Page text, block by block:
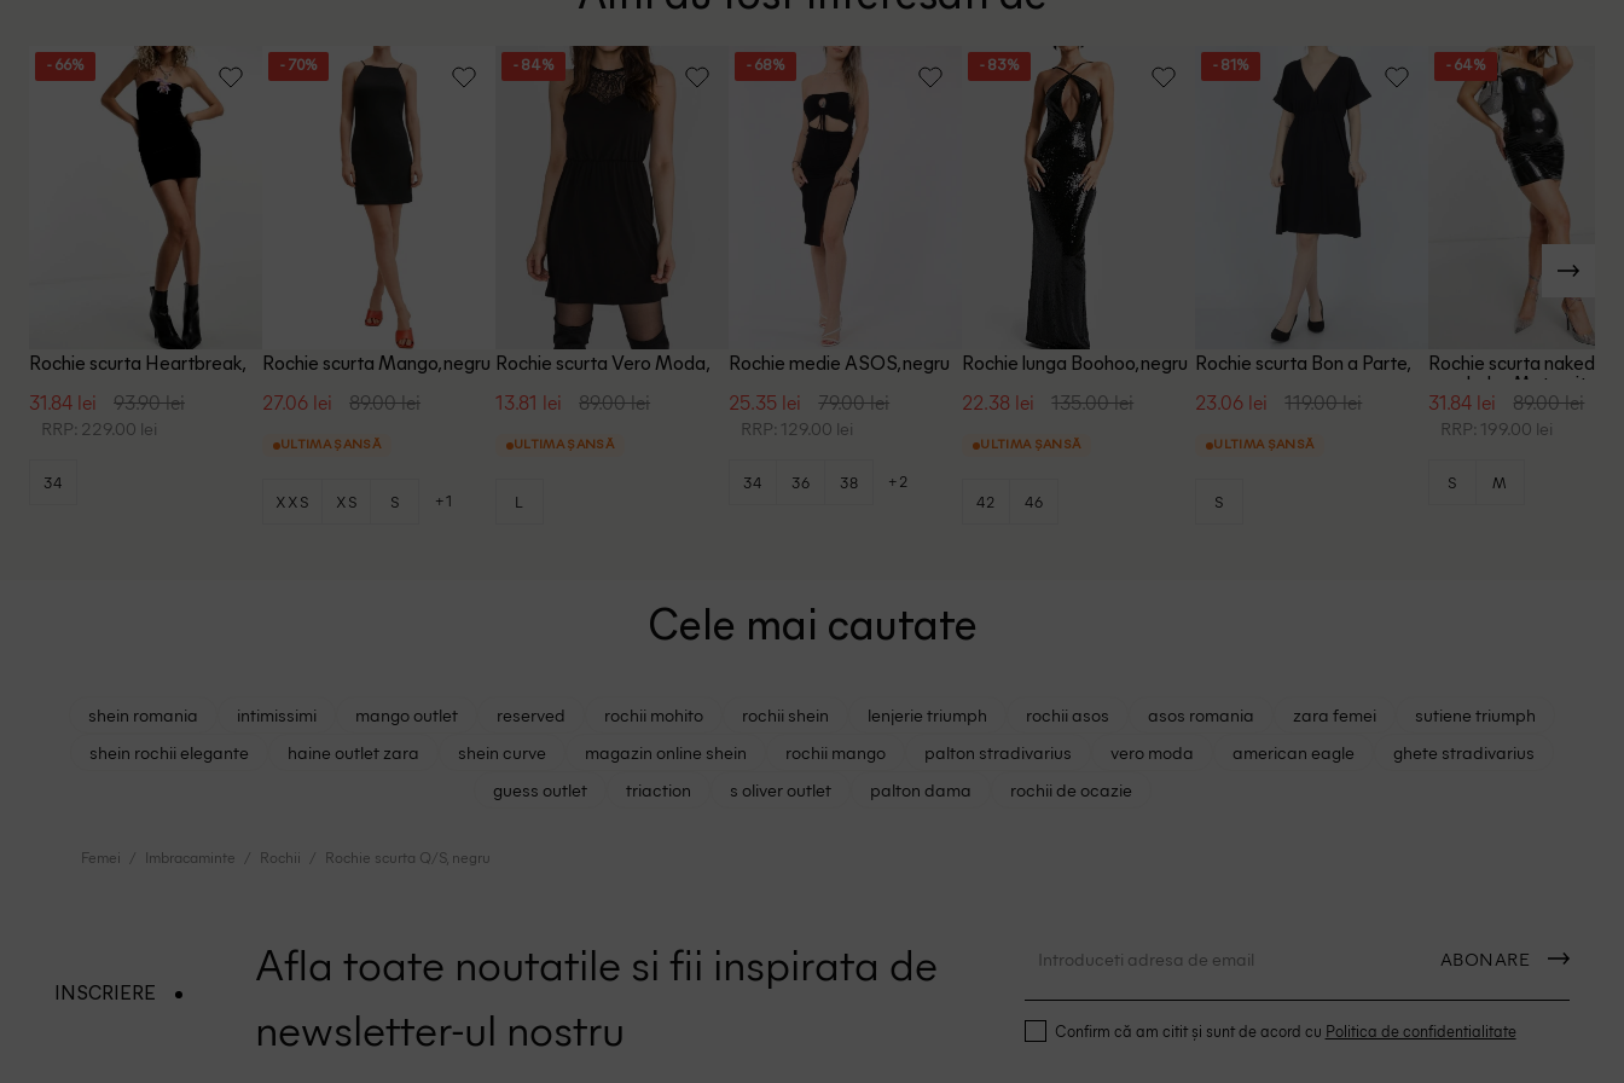
- 66%
Rochie scurta Heartbreak,
31.84 lei 93.90 lei
RRP: 229.00 lei
34
- 70%
Rochie scurta Mango, negru
27.06 lei 89.00 lei
ULTIMA ȘANSĂ
XXS XS S +1
- 84%
Rochie scurta Vero Moda,
13.81 lei 89.00 lei
ULTIMA ȘANSĂ
L
- 68%
Rochie medie ASOS, negru
25.35 lei 79.00 lei
RRP: 129.00 lei
34 36 38 +2
- 83%
Rochie lunga Boohoo, negru
22.38 lei 135.00 lei
ULTIMA ȘANSĂ
42 46
- 81%
Rochie scurta Bon a Parte,
23.06 lei 119.00 lei
ULTIMA ȘANSĂ
S
- 64%
Rochie scurta naked
wardrobe Maternity,
31.84 lei 89.00 lei
RRP: 199.00 lei
S M
Cele mai cautate
shein romania intimissimi mango outlet reserved rochii mohito rochii shein lenjerie triumph rochii asos asos romania zara femei
sutiene triumph
shein rochii elegante
haine outlet zara shein curve magazin online shein rochii mango palton stradivarius vero moda american eagle
ghete stradivarius
guess outlet
triaction s oliver outlet palton dama rochii de ocazie
Femei Imbracaminte Rochii Rochie scurta Q/S, negru
INSCRIERE
Afla toate noutatile si fii inspirata de
newsletter-ul nostru
ABONARE
Confirm că am citit și sunt de acord cu Politica de confidentialitate